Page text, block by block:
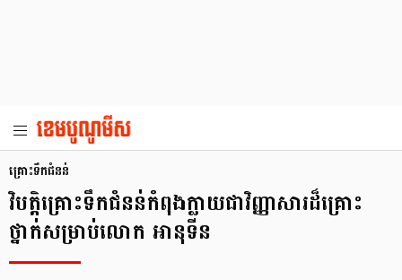
គ្រោះទឹកជំនន់
វិបត្តិគ្រោះទឹកជំនន់កំពុងក្លាយជាវិញ្ញាសារដ៏គ្រោះ
ថ្នាក់សម្រាប់លោក អានុទីន